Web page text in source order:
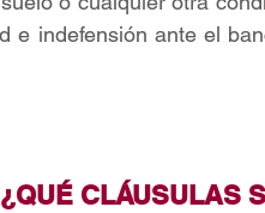
e indefensión ante el
¿QUÉ CLÁUSULAS